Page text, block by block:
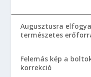
Augusztusra
természetes
Felemás kép a
korrekció